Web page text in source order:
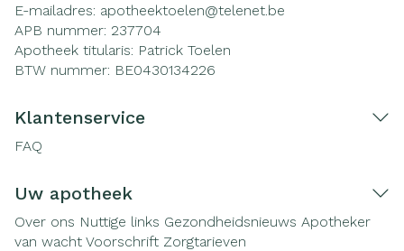
E-mailadres: apotheektoelen@telenet.be
APB nummer: 237704
Apotheek titularis: Patrick Toelen
BTW nummer: BE0430134226
Klantenservice
FAQ
Uw apotheek
Over ons Nuttige links Gezondheidsnieuws Apotheker
van wacht Voorschrift Zorgtarieven